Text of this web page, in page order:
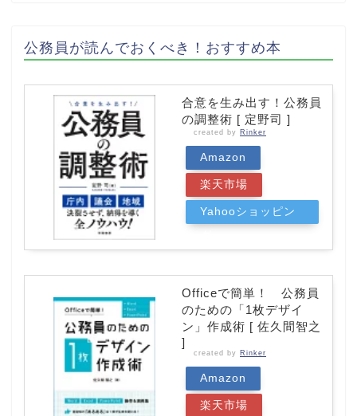
公務員が読んでおくべき！おすすめ本
合意を生み出す！公務員
の調整術 [ 定野司 ]
created by Rinker
Amazon
楽天市場
Yahooショッピン
Officeで簡単！ 公務員
のための「1枚デザイ
ン」作成術 [ 佐久間智之
]
created by Rinker
Amazon
楽天市場